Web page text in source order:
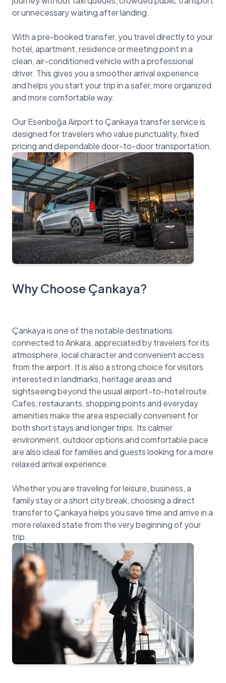
or unnecessary waiting after landing.
With a pre-booked transfer, you travel directly to your
hotel, apartment, residence or meeting point in a
clean, air-conditioned vehicle with a professional
driver. This gives you a smoother arrival experience
and helps you start your trip in a safer, more organized
and more comfortable way.
Our Esenboğa Airport to Çankaya transfer service is
designed for travelers who value punctuality, fixed
Why Choose Çankaya?
Çankaya is one of the notable destinations
connected to Ankara, appreciated by travelers for its
atmosphere, local character and convenient access
from the airport. It is also a strong choice for visitors
interested in landmarks, heritage areas and
sightseeing beyond the usual airport-to-hotel route.
Cafes, restaurants, shopping points and everyday
amenities make the area especially convenient for
both short stays and longer trips. Its calmer
environment, outdoor options and comfortable pace
are also ideal for families and guests looking for a more
relaxed arrival experience.
Whether you are traveling for leisure, business, a
family stay or a short city break, choosing a direct
transfer to Çankaya helps you save time and arrive in a
more relaxed state from the very beginning of your